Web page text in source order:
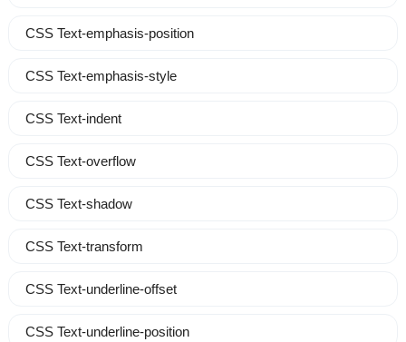
CSS Text-emphasis-position
CSS Text-emphasis-style
CSS Text-indent
CSS Text-overflow
CSS Text-shadow
CSS Text-transform
CSS Text-underline-offset
CSS Text-underline-position